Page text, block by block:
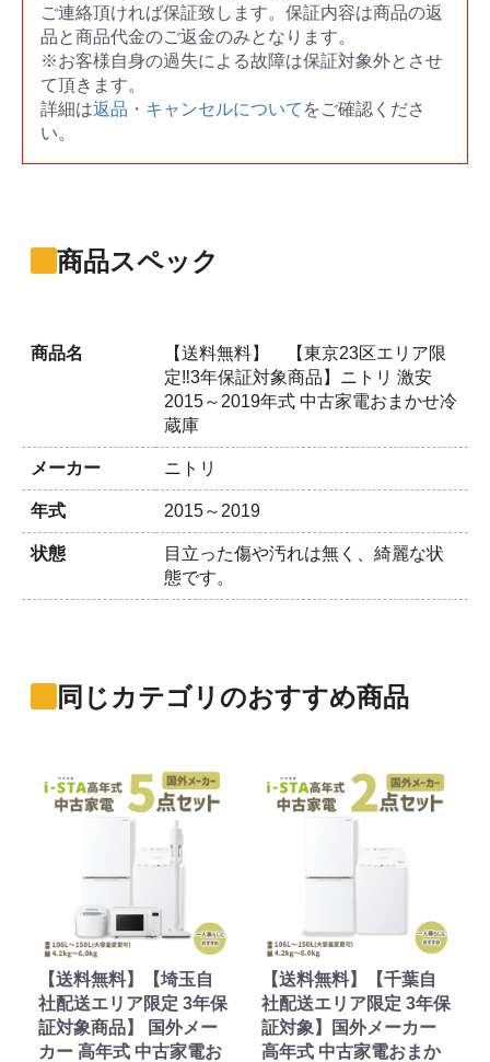
ご連絡頂ければ保証致します。保証内容は商品の返
品と商品代金のご返金のみとなります。
※お客様自身の過失による故障は保証対象外とさせ
て頂きます。
詳細は返品・キャンセルについて をご確認くださ
い。
商品スペック
商品名
【送料無料】 【東京23区エリア限
定‼3年保証対象商品】ニトリ 激安
2015～2019年式 中古家電おまかせ冷
蔵庫
メーカー ニトリ
年式 2015～2019
状態
目立った傷や汚れは無く、綺麗な状
態です。
同じカテゴリのおすすめ商品
【送料無料】【埼玉自
社配送エリア限定 3年保
証対象商品】 国外メー
カー 高年式 中古家電お
【送料無料】【千葉自
社配送エリア限定 3年保
証対象】国外メーカー
高年式 中古家電おまか